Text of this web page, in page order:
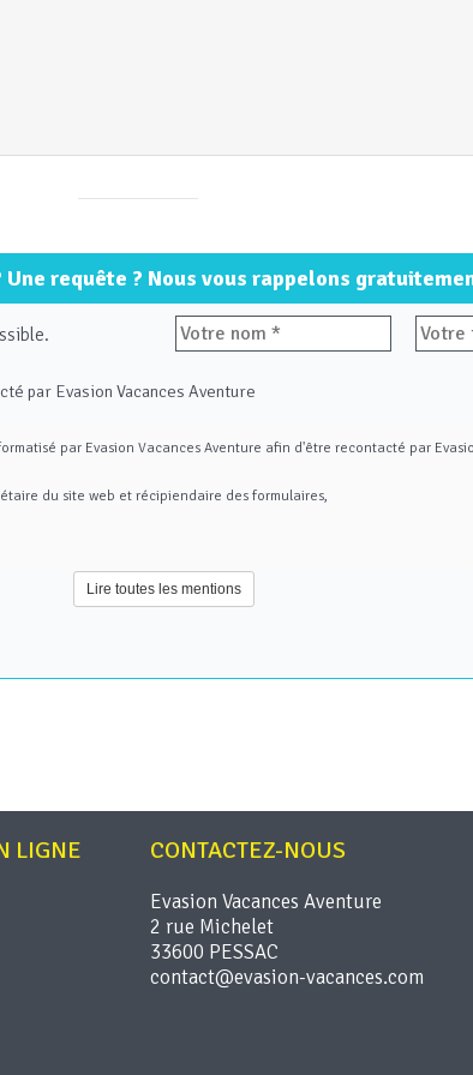
Une requête ? Nous vous rappelons
par Evasion Vacances Aventure
par Evasion Vacances Aventure afin d'être recontacté par
du site web et récipiendaire des formulaires,
sur vous vous disposez des droits suivants : droit d’accès (article 15
d’un profilage ( (article 22 du RGPD).
Lire toutes les mentions
LIGNE CONTACTEZ-NOUS
Evasion Vacances Aventure
2 rue Michelet
33600 PESSAC